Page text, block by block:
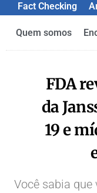
Fact Checking
Quem somos
FDA
da
19 e
Você sabia que